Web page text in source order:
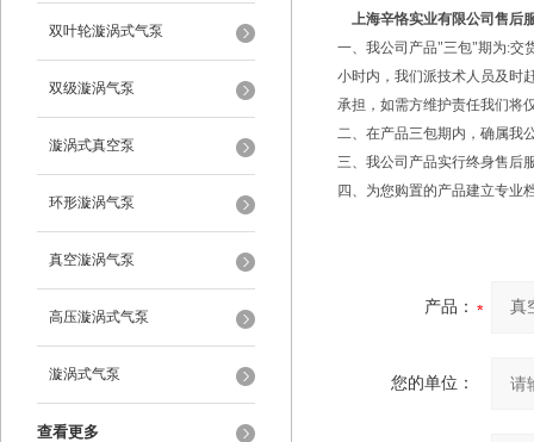
双叶轮漩涡式气泵
双级漩涡气泵
漩涡式真空泵
环形漩涡气泵
真空漩涡气泵
高压漩涡式气泵
漩涡式气泵
查看更多
上海辛恪实业有限公司售后
一、我公司产品"三包"期为:交
小时内，我们派技术人员及时
承担，如需方维护责任我们将
二、在产品三包期内，确属我
三、我公司产品实行终身售后
四、为您购置的产品建立专业
产品：
您的单位：